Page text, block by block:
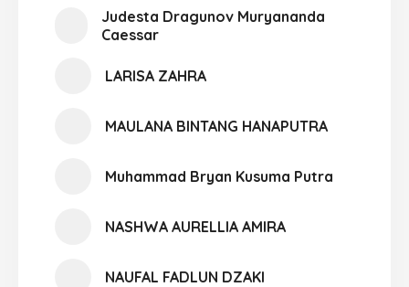
Judesta Dragunov Muryananda
Caessar
LARISA ZAHRA
MAULANA BINTANG HANAPUTRA
Muhammad Bryan Kusuma Putra
NASHWA AURELLIA AMIRA
NAUFAL FADLUN DZAKI